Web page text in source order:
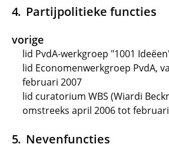
Partijpolitieke functies
vorige
lid PvdA-werkgroep "1001
lid Economenwerkgroep PvdA,
februari 2007
lid curatorium WBS (Wiardi
omstreeks april 2006 tot
Nevenfuncties